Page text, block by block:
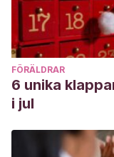
FÖRÄLDRAR
6 unika
i jul